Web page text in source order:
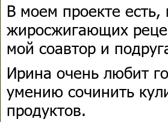
В моем проекте
жиросжигающих
мой соавтор и
Ирина очень любит
умению сочинить
продуктов.